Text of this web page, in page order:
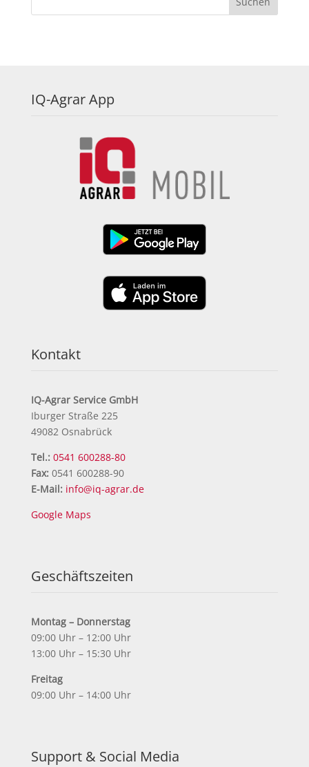
IQ-Agrar App
Kontakt
IQ-Agrar Service GmbH
Iburger Straße 225
49082 Osnabrück
Tel.: 0541 600288-80
Fax:0541 600288-90
E-Mail: info@iq-agrar.de
Google Maps
Geschäftszeiten
Montag – Donnerstag
09:00 Uhr – 12:00 Uhr
13:00 Uhr – 15:30 Uhr
Freitag
09:00 Uhr – 14:00 Uhr
Support & Social Media